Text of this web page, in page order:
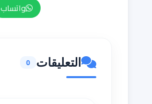
واتساب
التعليقات 0